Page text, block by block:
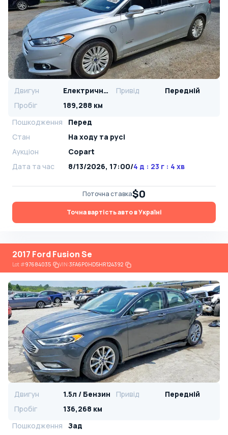
Двигун Електричний Привід
Передній
Пробіг
189,288 км
Пошкодження
Перед
Стан
На ​​ходу та русі
Аукціон
Copart
Дата та час
8/13/2026, 17:00/4 д : 23 г : 4 хв
Поточна ставка$0
Точна вартість авто в Україні
2017 Ford Fusion Se
Lot#97684035 VIN:3FA6P0HD5HR124392
Двигун 1.5л / Бензин Привід
Передній
Пробіг
136,268 км
Пошкодження
Зад